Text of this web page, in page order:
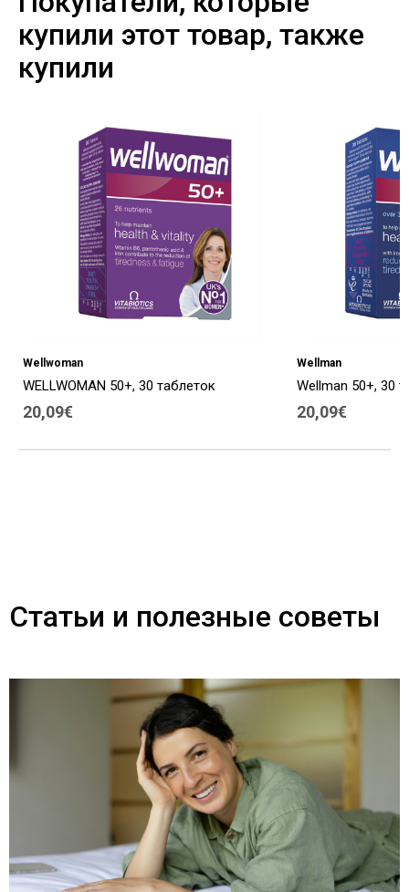
купили этот товар, также
купили
Wellwoman
WELLWOMAN 50+, 30 таблеток
20,09€
Wellman
Wellman 50+, 30
20,09€
Статьи и полезные советы